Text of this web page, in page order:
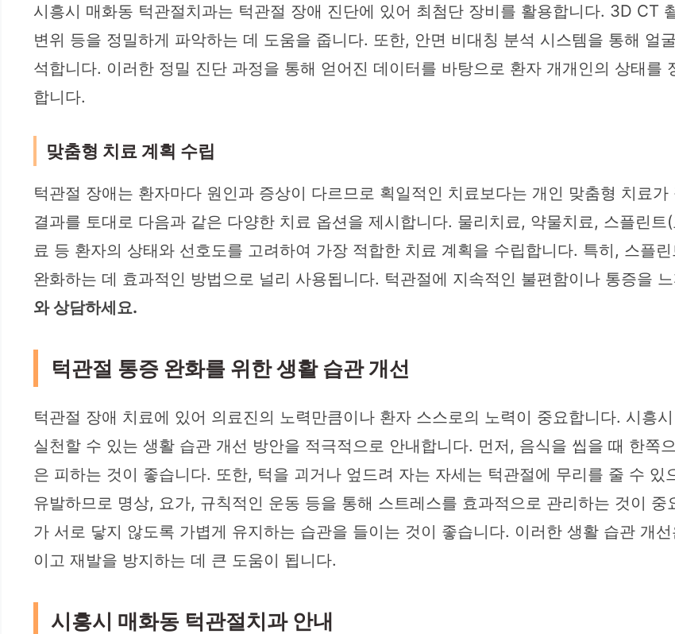
시흥시 매화동 턱관절치과는 턱관절 장애 진단에 있어 최첨단 장비를 활용합니다. 3D CT
변위 등을 정밀하게 파악하는 데 도움을 줍니다. 또한, 안면 비대칭 분석 시스템을 통해 얼
석합니다. 이러한 정밀 진단 과정을 통해 얻어진 데이터를 바탕으로 환자 개개인의 상태를
합니다.
맞춤형 치료 계획 수립
턱관절 장애는 환자마다 원인과 증상이 다르므로 획일적인 치료보다는 개인 맞춤형 치료
결과를 토대로 다음과 같은 다양한 치료 옵션을 제시합니다. 물리치료, 약물치료, 스플린
료 등 환자의 상태와 선호도를 고려하여 가장 적합한 치료 계획을 수립합니다. 특히, 스플
완화하는 데 효과적인 방법으로 널리 사용됩니다. 턱관절에 지속적인 불편함이나 통증을
와 상담하세요.
턱관절 통증 완화를 위한 생활 습관 개선
턱관절 장애 치료에 있어 의료진의 노력만큼이나 환자 스스로의 노력이 중요합니다. 시흥
실천할 수 있는 생활 습관 개선 방안을 적극적으로 안내합니다. 먼저, 음식을 씹을 때 한쪽
은 피하는 것이 좋습니다. 또한, 턱을 괴거나 엎드려 자는 자세는 턱관절에 무리를 줄 수
유발하므로 명상, 요가, 규칙적인 운동 등을 통해 스트레스를 효과적으로 관리하는 것이
가 서로 닿지 않도록 가볍게 유지하는 습관을 들이는 것이 좋습니다. 이러한 생활 습관 개
이고 재발을 방지하는 데 큰 도움이 됩니다.
시흥시 매화동 턱관절치과 안내